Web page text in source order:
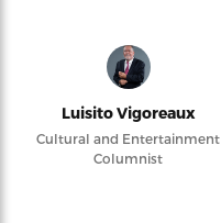
Luisito Vigoreaux
Cultural and Entertainment
Columnist